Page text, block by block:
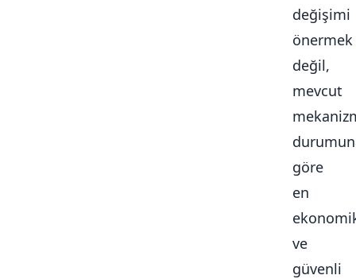
değişimi
önermek
değil,
mevcut
göre
en
ve
güvenli